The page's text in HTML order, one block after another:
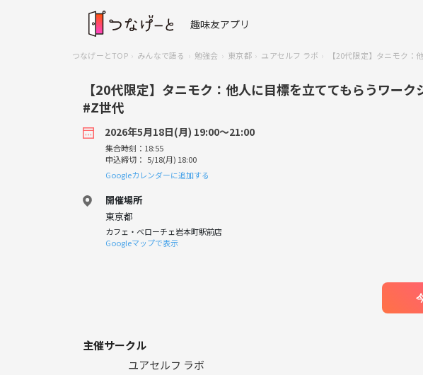
趣味友アプリ
つなげーとTOP みんなで語る 勉強会 東京都 ユアセルフ ラボ 【20代限定】タニモク
【20代限定】タニモク：他人に目標を立ててもらうワー
#Z世代
2026年5月18日(月) 19:00〜21:00
集合時刻：18:55
申込締切： 5/18(月) 18:00
Googleカレンダーに追加する
開催場所
東京都
カフェ・ベローチェ岩本町駅前店
Googleマップで表示
主催サークル
ユアセルフ ラボ